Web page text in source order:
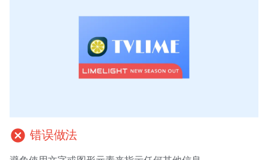
cancel 错误做法